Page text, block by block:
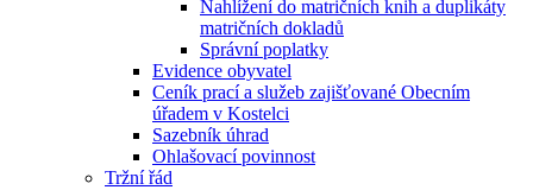
Nahlížení do matričních knih a duplikáty
matričních dokladů
Správní poplatky
Evidence obyvatel
Ceník prací a služeb zajišťované Obecním
úřadem v Kostelci
Sazebník úhrad
Ohlašovací povinnost
Tržní řád